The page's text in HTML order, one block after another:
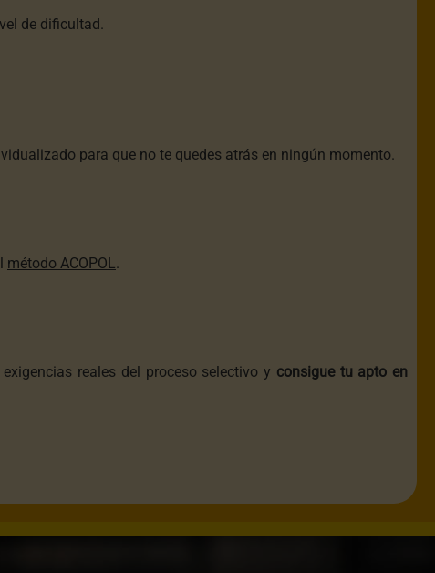
de dificultad.
para que no te quedes atrás en ningún momento.
método ACOPOL.
reales del proceso selectivo y consigue tu apto en